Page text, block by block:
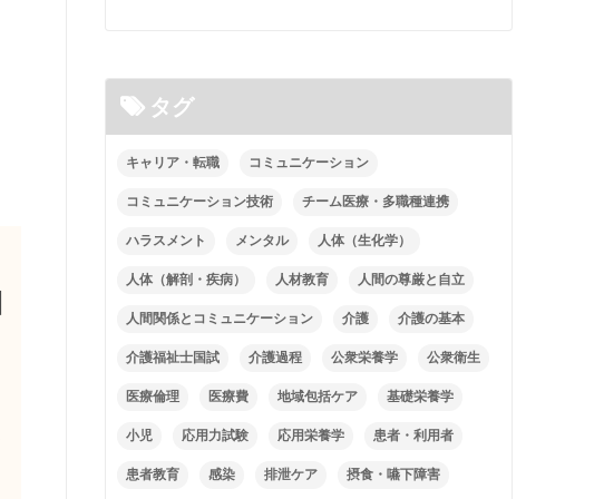
タグ
キャリア・転職 コミュニケーション
コミュニケーション技術 チーム医療・多職種連携
ハラスメント メンタル 人体（生化学）
人体（解剖・疾病） 人材教育 人間の尊厳と自立
人間関係とコミュニケーション 介護 介護の基本
介護福祉士国試 介護過程 公衆栄養学 公衆衛生
医療倫理 医療費 地域包括ケア 基礎栄養学
小児 応用力試験 応用栄養学 患者・利用者
患者教育 感染 排泄ケア 摂食・嚥下障害